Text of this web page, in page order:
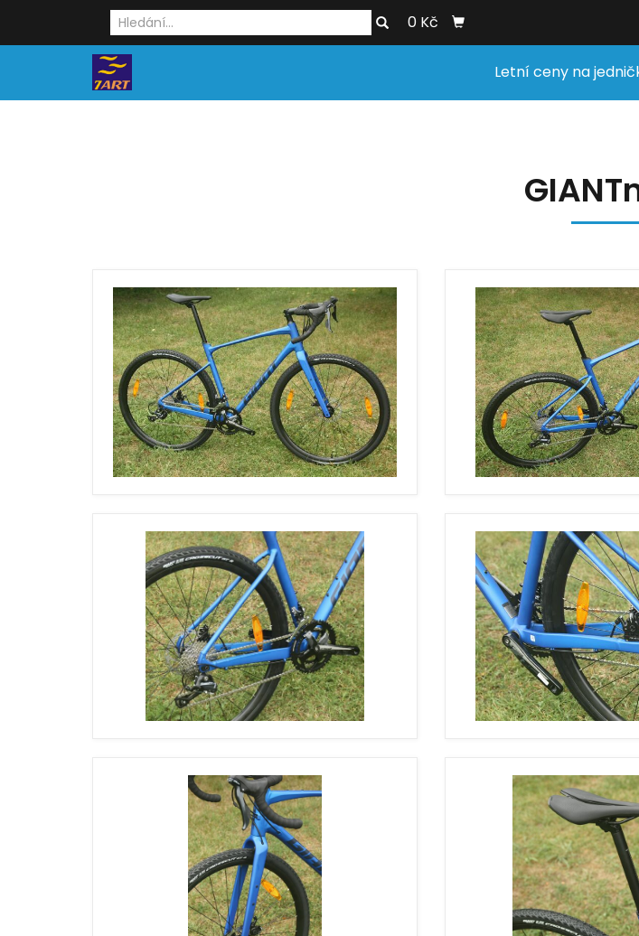
0 Kč
Letní ceny na